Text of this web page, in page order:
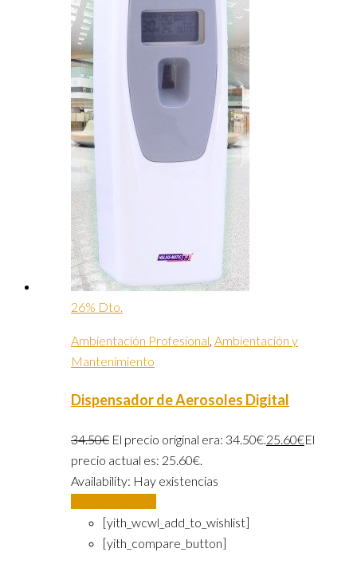
26% Dto.
Ambientación Profesional Ambientación y
Mantenimiento
Dispensador de Aerosoles Digital
34.50€ El precio original era: 34.50€.25.60€El
precio actual es: 25.60€.
Availability: Hay existencias
[yith_wcwl_add_to_wishlist]
[yith_compare_button]